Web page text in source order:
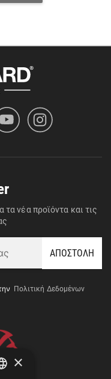
νέα προϊόντα και τις
ΑΠΟΣΤΟΛΗ
Πολιτική Δεδομένων
×